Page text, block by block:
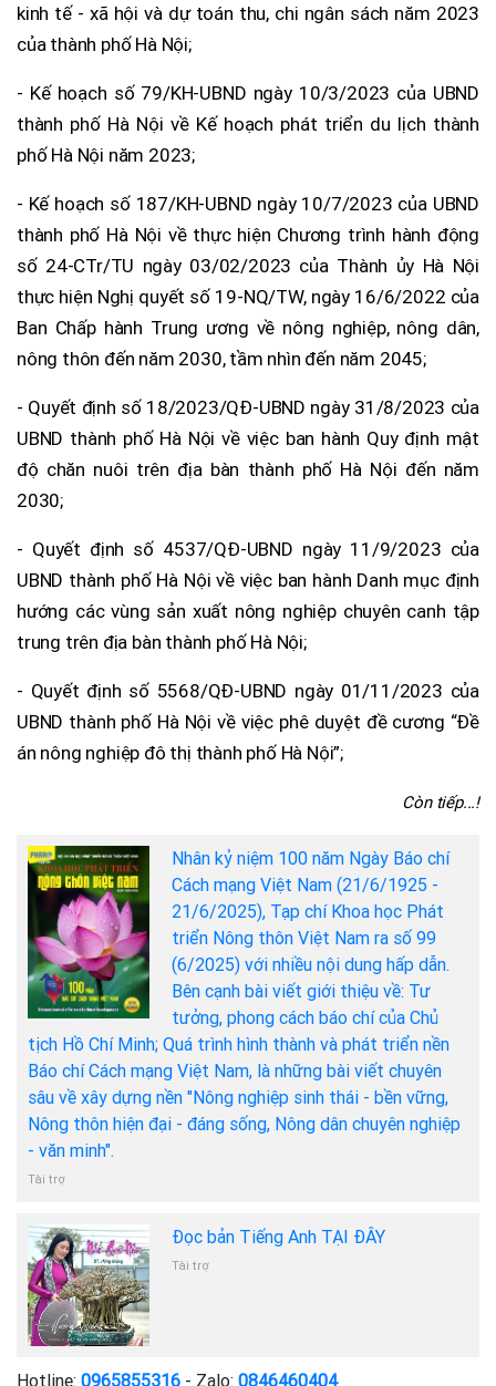
kinh tế - xã hội và dự toán thu, chi ngân sách năm 2023
của thành phố Hà Nội;
- Kế hoạch số 79/KH-UBND ngày 10/3/2023 của UBND
thành phố Hà Nội về Kế hoạch phát triển du lịch thành
phố Hà Nội năm 2023;
- Kế hoạch số 187/KH-UBND ngày 10/7/2023 của UBND
thành phố Hà Nội về thực hiện Chương trình hành động
số 24-CTr/TU ngày 03/02/2023 của Thành ủy Hà Nội
thực hiện Nghị quyết số 19-NQ/TW, ngày 16/6/2022 của
Ban Chấp hành Trung ương về nông nghiệp, nông dân,
nông thôn đến năm 2030, tầm nhìn đến năm 2045;
- Quyết định số 18/2023/QĐ-UBND ngày 31/8/2023 của
UBND thành phố Hà Nội về việc ban hành Quy định mật
độ chăn nuôi trên địa bàn thành phố Hà Nội đến năm
2030;
- Quyết định số 4537/QĐ-UBND ngày 11/9/2023 của
UBND thành phố Hà Nội về việc ban hành Danh mục định
hướng các vùng sản xuất nông nghiệp chuyên canh tập
trung trên địa bàn thành phố Hà Nội;
- Quyết định số 5568/QĐ-UBND ngày 01/11/2023 của
UBND thành phố Hà Nội về việc phê duyệt đề cương “Đề
án nông nghiệp đô thị thành phố Hà Nội”;
Còn tiếp...!
Nhân kỷ niệm 100 năm Ngày Báo chí
Cách mạng Việt Nam (21/6/1925 -
21/6/2025), Tạp chí Khoa học Phát
triển Nông thôn Việt Nam ra số 99
(6/2025) với nhiều nội dung hấp dẫn.
Bên cạnh bài viết giới thiệu về: Tư
tưởng, phong cách báo chí của Chủ
tịch Hồ Chí Minh; Quá trình hình thành và phát triển nền
Báo chí Cách mạng Việt Nam, là những bài viết chuyên
sâu về xây dựng nền "Nông nghiệp sinh thái - bền vững,
Nông thôn hiện đại - đáng sống, Nông dân chuyên nghiệp
- văn minh".
Tài trợ
Đọc bản Tiếng Anh TẠI ĐÂY
Tài trợ
Hotline: 0965855316 - Zalo: 0846460404